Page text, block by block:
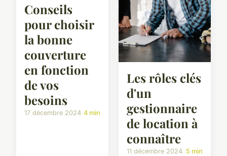
Conseils
pour choisir
la bonne
couverture
en fonction
de vos
besoins
17 décembre 2024 4 min
Les rôles clés
d'un
gestionnaire
de location à
connaître
11 décembre 2024 5 min